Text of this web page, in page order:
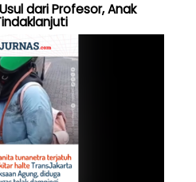
dari Profesor, Anak